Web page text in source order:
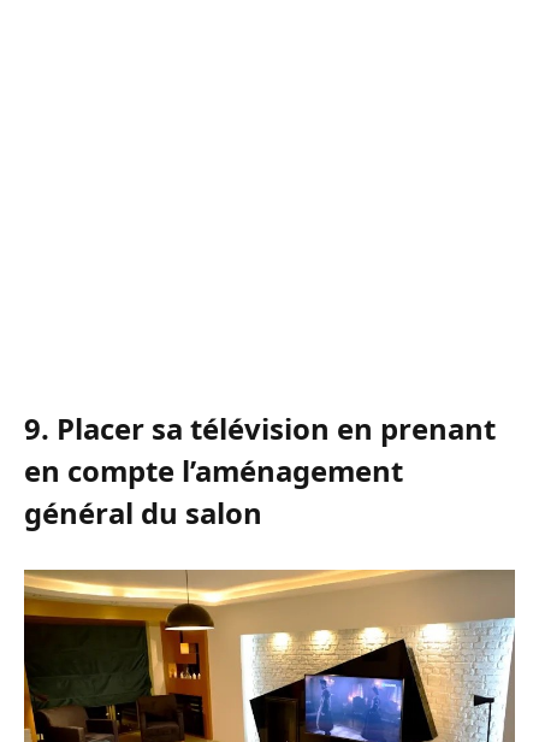
9. Placer sa télévision en prenant
en compte l’aménagement
général du salon